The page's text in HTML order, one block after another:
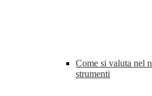
Come si valuta nel
strumenti